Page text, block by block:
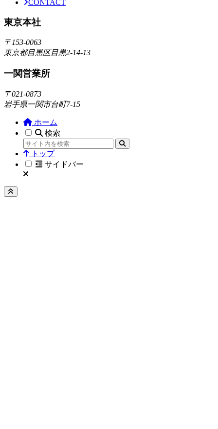
CONTACT
東京本社
〒153-0063
東京都目黒区目黒2-14-13
一関営業所
〒021-0873
岩手県一関市台町7-15
ホーム
検索
トップ
サイドバー